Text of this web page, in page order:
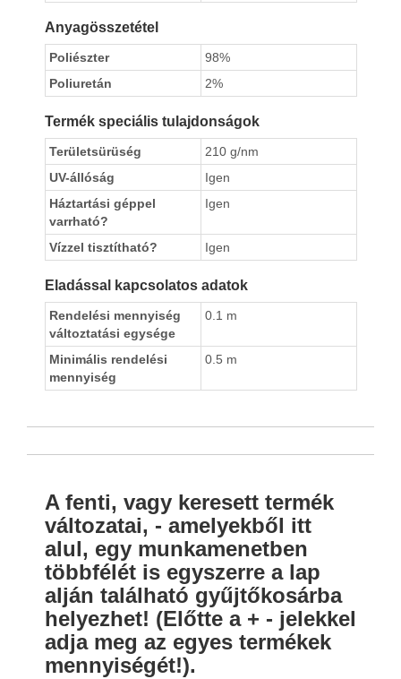
Anyagösszetétel
Poliészter
98%
Poliuretán
2%
Termék speciális tulajdonságok
Területsürüség
210 g/nm
UV-állóság
Igen
Háztartási géppel
varrható?
Igen
Vízzel tisztítható? Igen
Eladással kapcsolatos adatok
Rendelési mennyiség
változtatási egysége
0.1 m
Minimális rendelési
mennyiség
0.5 m
A fenti, vagy keresett termék
változatai, - amelyekből itt
alul, egy munkamenetben
többfélét is egyszerre a lap
alján található gyűjtőkosárba
helyezhet! (Előtte a + - jelekkel
adja meg az egyes termékek
mennyiségét!).